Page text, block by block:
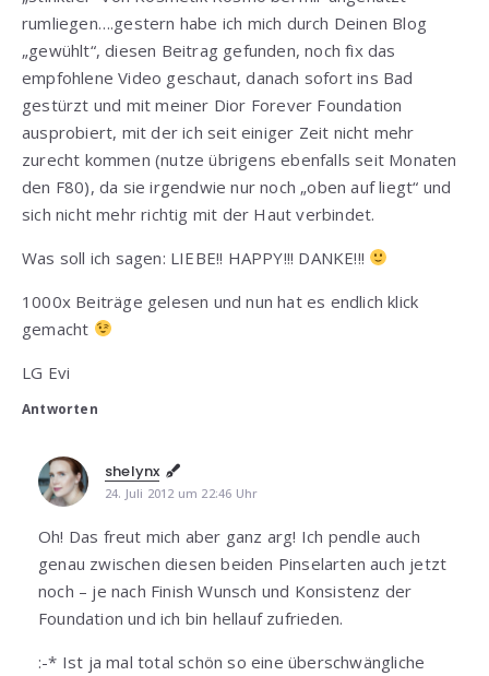
rumliegen….gestern habe ich mich durch Deinen Blog
„gewühlt“, diesen Beitrag gefunden, noch fix das
empfohlene Video geschaut, danach sofort ins Bad
gestürzt und mit meiner Dior Forever Foundation
ausprobiert, mit der ich seit einiger Zeit nicht mehr
zurecht kommen (nutze übrigens ebenfalls seit Monaten
den F80), da sie irgendwie nur noch „oben auf liegt“ und
sich nicht mehr richtig mit der Haut verbindet.
Was soll ich sagen: LIEBE!! HAPPY!!! DANKE!!!
1000x Beiträge gelesen und nun hat es endlich klick
gemacht
LG Evi
Antworten
shelynx
24. Juli 2012 um 22:46 Uhr
Oh! Das freut mich aber ganz arg! Ich pendle auch
genau zwischen diesen beiden Pinselarten auch jetzt
noch – je nach Finish Wunsch und Konsistenz der
Foundation und ich bin hellauf zufrieden.
:-* Ist ja mal total schön so eine überschwängliche